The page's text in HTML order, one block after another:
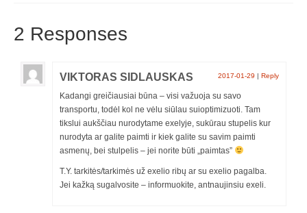
2 Responses
VIKTORAS SIDLAUSKAS 2017-01-29 | Reply
Kadangi greičiausiai būna – visi važuoja su savo
transportu, todėl kol ne vėlu siūlau suioptimizuoti. Tam
tikslui aukščiau nurodytame exelyje, sukūrau stupelis kur
nurodyta ar galite paimti ir kiek galite su savim paimti
asmenų, bei stulpelis – jei norite būti „paimtas”
T.Y. tarkitės/tarkimės už exelio ribų ar su exelio pagalba.
Jei kažką sugalvosite – informuokite, antnaujinsiu exeli.